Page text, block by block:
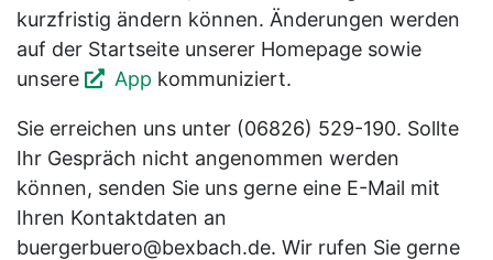
kurzfristig ändern können. Änderungen werden
auf der Startseite unserer Homepage sowie
unsere
App kommuniziert.
Sie erreichen uns unter (06826) 529-190. Sollte
Ihr Gespräch nicht angenommen werden
können, senden Sie uns gerne eine E-Mail mit
Ihren Kontaktdaten an
buergerbuero@bexbach.de. Wir rufen Sie gerne